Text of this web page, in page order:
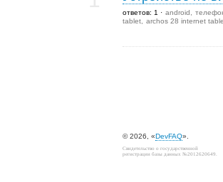
ответов: 1 android
tablet
archos 28 internet
© 2026, «DevFAQ».
Свидетельство о государственной
регистрации базы данных №2012620649.